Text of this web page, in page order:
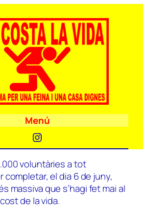
Menú
Instagram
voluntàries a tot
completar, el dia 6 de juny,
massiva que s’hagi fet mai al
de la vida.